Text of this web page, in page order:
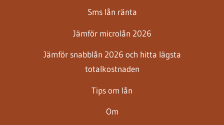
Sms lån ränta
Jämför microlån 2026
Jämför snabblån 2026 och hitta lägsta
totalkostnaden
Tips om lån
Om